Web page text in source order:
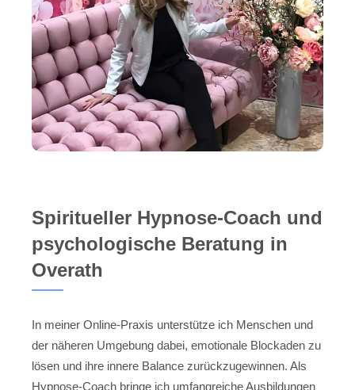
Spiritueller Hypnose-Coach und
psychologische Beratung in
Overath
In meiner Online-Praxis unterstütze ich Menschen und
der näheren Umgebung dabei, emotionale Blockaden zu
lösen und ihre innere Balance zurückzugewinnen. Als
Hypnose-Coach bringe ich umfangreiche Ausbildungen